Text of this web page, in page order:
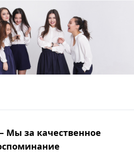
Мы за качественное